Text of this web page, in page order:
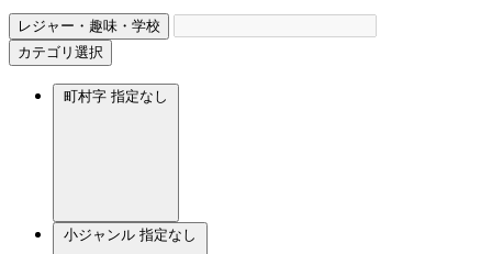
レジャー・趣味・学校
カテゴリ選択
町村字 指定なし
小ジャンル 指定なし